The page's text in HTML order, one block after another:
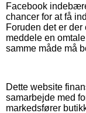
Facebook
chancer for at få
Foruden det er
meddele en
samme måde må
Dette website
samarbejde med
markedsfører